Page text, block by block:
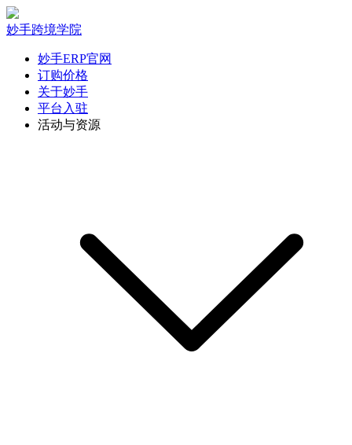
妙手跨境学院
妙手ERP官网
订购价格
关于妙手
平台入驻
活动与资源